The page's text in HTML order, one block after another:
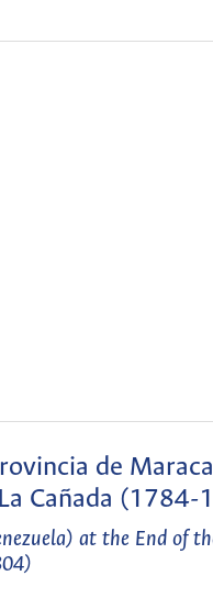
de
Cañada (1784-
at the End of